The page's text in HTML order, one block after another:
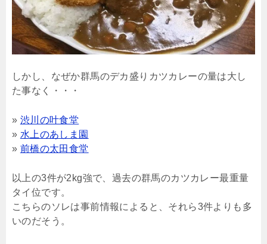
しかし、なぜか群馬のデカ盛りカツカレーの量は大し
た事なく・・・
» 渋川の叶食堂
» 水上のあしま園
» 前橋の太田食堂
以上の3件が2kg強で、過去の群馬のカツカレー最重量
タイ位です。
こちらのソレは事前情報によると、それら3件よりも多
いのだそう。